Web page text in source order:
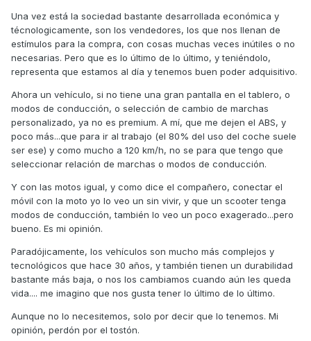
Una vez está la sociedad bastante desarrollada económica y
técnologicamente, son los vendedores, los que nos llenan de
estímulos para la compra, con cosas muchas veces inútiles o no
necesarias. Pero que es lo último de lo último, y teniéndolo,
representa que estamos al día y tenemos buen poder adquisitivo.
Ahora un vehículo, si no tiene una gran pantalla en el tablero, o
modos de conducción, o selección de cambio de marchas
personalizado, ya no es premium. A mí, que me dejen el ABS, y
poco más...que para ir al trabajo (el 80% del uso del coche suele
ser ese) y como mucho a 120 km/h, no se para que tengo que
seleccionar relación de marchas o modos de conducción.
Y con las motos igual, y como dice el compañero, conectar el
móvil con la moto yo lo veo un sin vivir, y que un scooter tenga
modos de conducción, también lo veo un poco exagerado...pero
bueno. Es mi opinión.
Paradójicamente, los vehículos son mucho más complejos y
tecnológicos que hace 30 años, y también tienen un durabilidad
bastante más baja, o nos los cambiamos cuando aún les queda
vida.... me imagino que nos gusta tener lo último de lo último.
Aunque no lo necesitemos, solo por decir que lo tenemos. Mi
opinión, perdón por el tostón.